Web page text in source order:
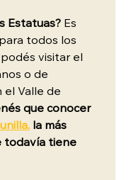
Estatuas? Es
todos los
visitar el
o de
el Valle de
que conocer
, la más
todavía tiene